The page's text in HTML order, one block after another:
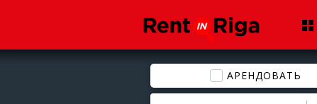
АРЕНДОВАТЬ